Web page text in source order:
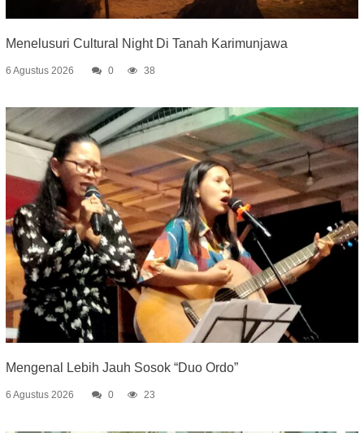
Menelusuri Cultural Night Di Tanah Karimunjawa
6 Agustus 2026 0 38
Mengenal Lebih Jauh Sosok “Duo Ordo”
6 Agustus 2026 0 23